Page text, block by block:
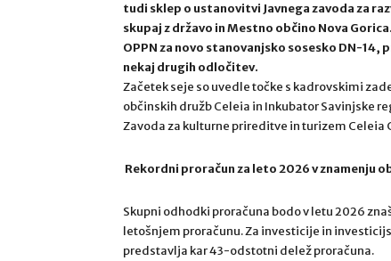
tudi sklep o ustanovitvi Javnega zavoda za
skupaj z državo in Mestno občino Nova
OPPN za novo stanovanjsko sosesko DN-
nekaj drugih odločitev.
Začetek seje so uvedle točke s kadrovskimi
občinskih družb Celeia in Inkubator Savinjske
Zavoda za kulturne prireditve in turizem Celeia
Rekordni proračun za leto 2026 v znamenju
Skupni odhodki proračuna bodo v letu 2026
letošnjem proračunu. Za investicije in
predstavlja kar 43-odstotni delež proračuna.